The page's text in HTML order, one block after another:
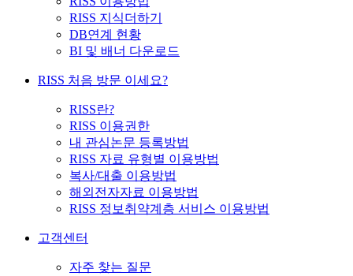
RISS 지식더하기
DB연계 현황
BI 및 배너 다운로드
RISS 처음 방문 이세요?
RISS란?
RISS 이용권한
내 관심논문 등록방법
RISS 자료 유형별 이용방법
복사/대출 이용방법
해외전자자료 이용방법
RISS 정보취약계층 서비스 이용방법
고객센터
자주 찾는 질문